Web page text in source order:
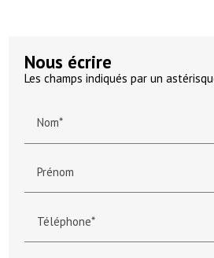
Nous écrire
Les champs indiqués par un
Nom*
Prénom
Téléphone*